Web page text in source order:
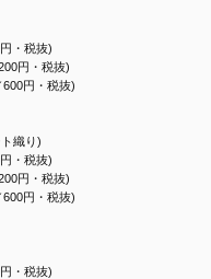
・税抜)
円・税抜)
円・税抜)
織り)
・税抜)
円・税抜)
円・税抜)
・税抜)